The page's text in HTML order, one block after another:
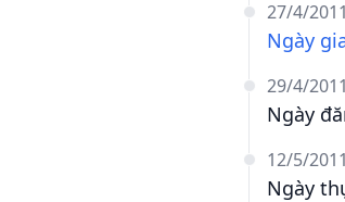
27/4/2011
Ngày
29/4/2011
Ngày
12/5/2011
Ngày